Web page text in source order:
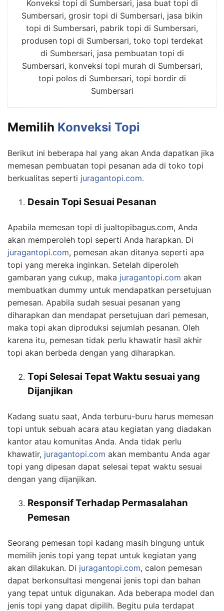
Konveksi topi di Sumbersari, jasa buat topi di
Sumbersari, grosir topi di Sumbersari, jasa bikin
topi di Sumbersari, pabrik topi di Sumbersari,
produsen topi di Sumbersari, toko topi terdekat
di Sumbersari, jasa pembuatan topi di
Sumbersari, konveksi topi murah di Sumbersari,
topi polos di Sumbersari, topi bordir di
Sumbersari
Memilih Konveksi Topi
Berikut ini beberapa hal yang akan Anda dapatkan jika
memesan pembuatan topi pesanan ada di toko topi
berkualitas seperti juragantopi.com.
Desain Topi Sesuai Pesanan
Apabila memesan topi di jualtopibagus.com, Anda
akan memperoleh topi seperti Anda harapkan. Di
juragantopi.com, pemesan akan ditanya seperti apa
topi yang mereka inginkan. Setelah diperoleh
gambaran yang cukup, maka juragantopi.com akan
membuatkan dummy untuk mendapatkan persetujuan
pemesan. Apabila sudah sesuai pesanan yang
diharapkan dan mendapat persetujuan dari pemesan,
maka topi akan diproduksi sejumlah pesanan. Oleh
karena itu, pemesan tidak perlu khawatir hasil akhir
topi akan berbeda dengan yang diharapkan.
Topi Selesai Tepat Waktu sesuai yang
Dijanjikan
Kadang suatu saat, Anda terburu-buru harus memesan
topi untuk sebuah acara atau kegiatan yang diadakan
kantor atau komunitas Anda. Anda tidak perlu
khawatir, juragantopi.com akan membantu Anda agar
topi yang dipesan dapat selesai tepat waktu sesuai
dengan yang dijanjikan.
Responsif Terhadap Permasalahan
Pemesan
Seorang pemesan topi kadang masih bingung untuk
memilih jenis topi yang tepat untuk kegiatan yang
akan dilakukan. Di juragantopi.com, calon pemesan
dapat berkonsultasi mengenai jenis topi dan bahan
yang tepat untuk digunakan. Ada beberapa model dan
jenis topi yang dapat dipilih. Begitu pula terdapat